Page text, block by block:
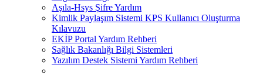
Aşıla-Hsys Şifre Yardım
Kimlik Paylaşım Sistemi KPS Kullanıcı Oluşturma
Kılavuzu
EKİP Portal Yardım Rehberi
Sağlık Bakanlığı Bilgi Sistemleri
Yazılım Destek Sistemi Yardım Rehberi